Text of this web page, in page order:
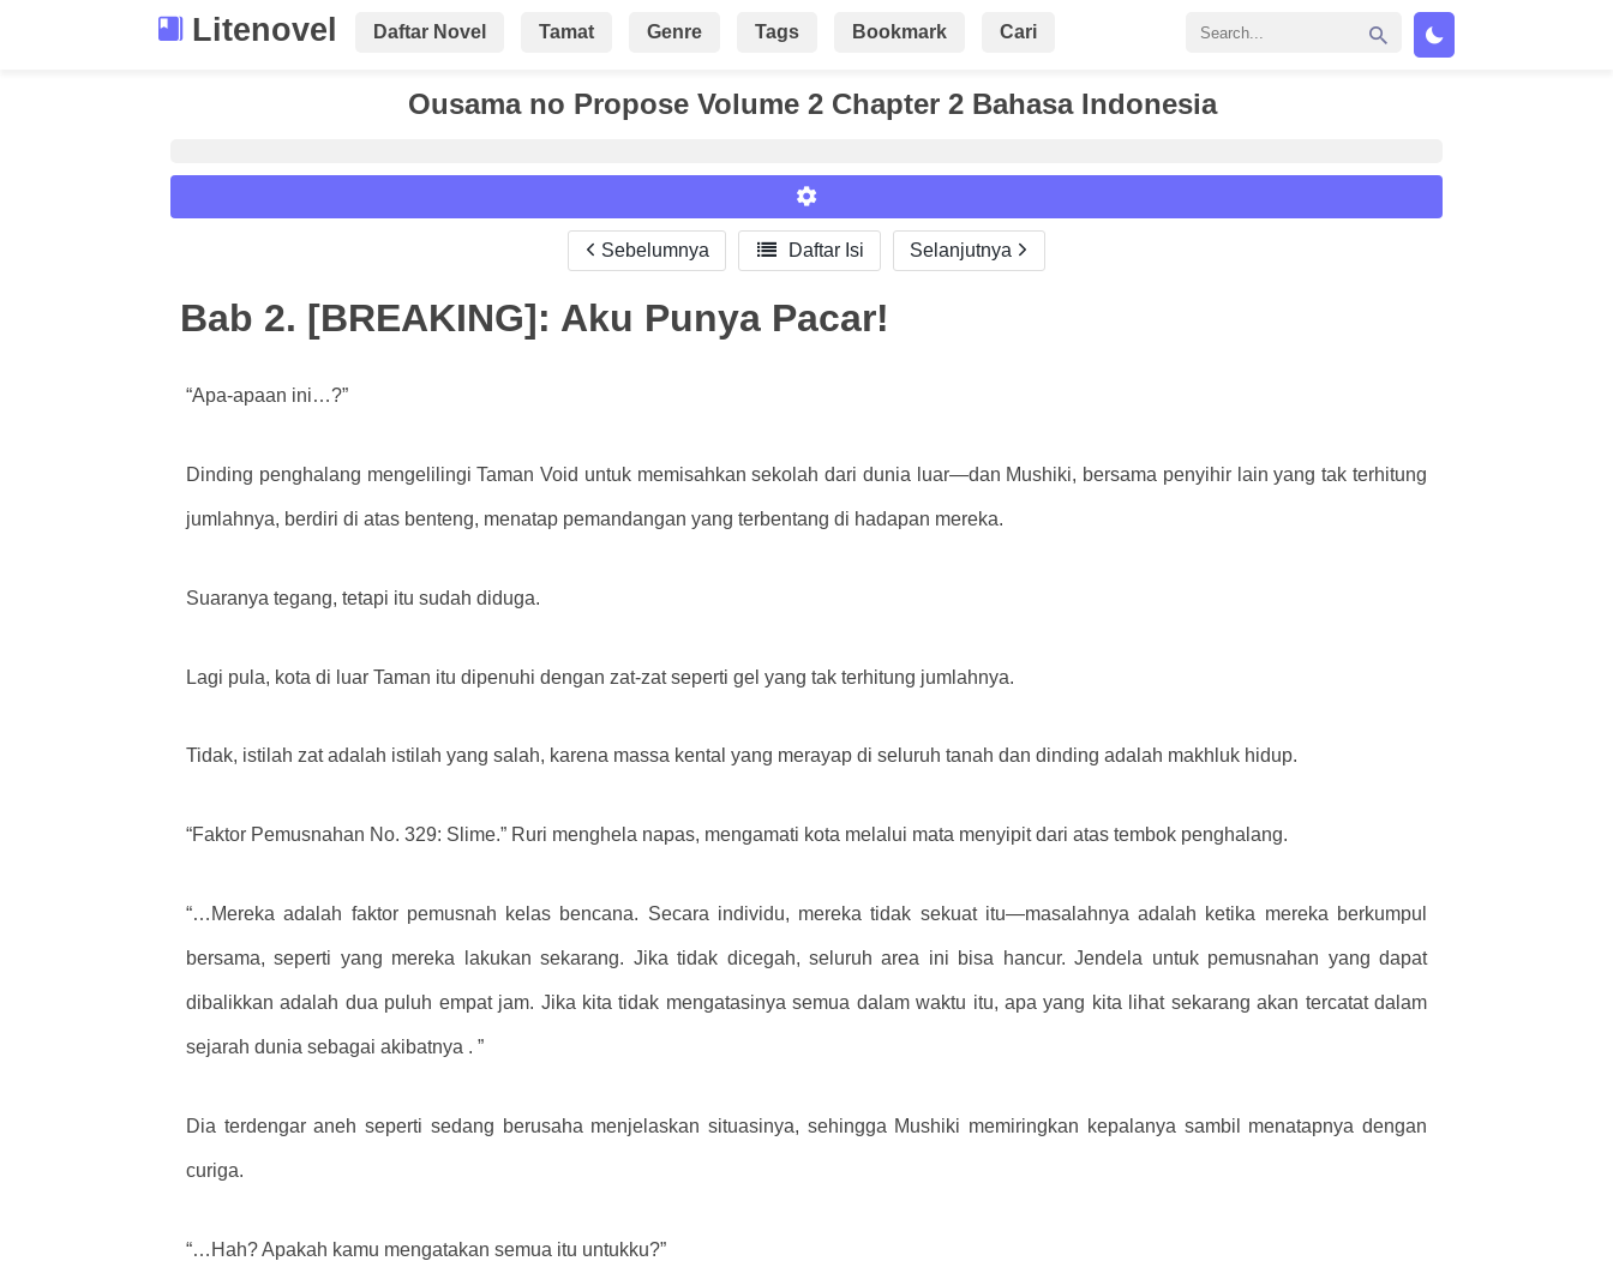
Litenovel Daftar Novel Tamat Genre Tags Bookmark Cari
Ousama no Propose Volume 2 Chapter 2 Bahasa Indonesia
Font :
Titillium Web
Times New Roman
Sebelumnya  Daftar Isi Selanjutnya
Bab 2. [BREAKING]: Aku Punya Pacar!
“Apa-apaan ini…?”
Dinding penghalang mengelilingi Taman Void untuk memisahkan sekolah dari dunia luar—dan Mushiki, bersama penyihir lain yang tak terhitung
jumlahnya, berdiri di atas benteng, menatap pemandangan yang terbentang di hadapan mereka.
Suaranya tegang, tetapi itu sudah diduga.
Lagi pula, kota di luar Taman itu dipenuhi dengan zat-zat seperti gel yang tak terhitung jumlahnya.
Tidak, istilah zat adalah istilah yang salah, karena massa kental yang merayap di seluruh tanah dan dinding adalah makhluk hidup.
“Faktor Pemusnahan No. 329: Slime.” Ruri menghela napas, mengamati kota melalui mata menyipit dari atas tembok penghalang.
“…Mereka adalah faktor pemusnah kelas bencana. Secara individu, mereka tidak sekuat itu—masalahnya adalah ketika mereka berkumpul
bersama, seperti yang mereka lakukan sekarang. Jika tidak dicegah, seluruh area ini bisa hancur. Jendela untuk pemusnahan yang dapat
dibalikkan adalah dua puluh empat jam. Jika kita tidak mengatasinya semua dalam waktu itu, apa yang kita lihat sekarang akan tercatat dalam
sejarah dunia sebagai akibatnya . ”
Dia terdengar aneh seperti sedang berusaha menjelaskan situasinya, sehingga Mushiki memiringkan kepalanya sambil menatapnya dengan
curiga.
“…Hah? Apakah kamu mengatakan semua itu untukku?”